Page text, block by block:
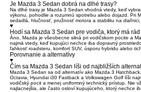
Je Mazda 3 Sedan dobrá na dlhé trasy?
Na dlhé trasy je Mazda 3 Sedan vhodná vtedy, keď
výkonu, pohodlie a rozumnú spotrebu alebo dojazd. Pri
sedadlá, hlučnosť, pružnosť motora a stabilitu na
Hodí sa Mazda 3 Sedan pre vodiča, ktorý má
Áno, Mazda je všeobecne silná pri vodičskom pocite a
najmä vtedy, keď kupujúci nechce iba dopravný
ľahkosť roadsteru, komfort SUV, úsporu hybridu alebo
Porovnanie a alternatívy
Čím sa Mazda 3 Sedan líši od najbližších
Mazda 3 Sedan sa od alternatív ako Mazda 3
Octavia, Hyundai i30 Fastback a Volkswagen Golf líši
vodičský pocit a menej uniformný technický prístup. Nie
najlacnejšia, ale často osloví kupujúceho, ktorý nechce